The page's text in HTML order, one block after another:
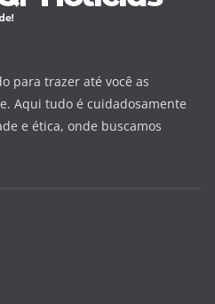
para trazer até você as
Aqui tudo é cuidadosamente
e ética, onde buscamos